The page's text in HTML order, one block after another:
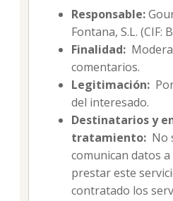
Responsable:
Fontana, S.L. (CIF:
Finalidad:
comentarios.
Legitimación:
del interesado.
Destinatarios y
tratamiento: No
comunican datos
prestar este
contratado los